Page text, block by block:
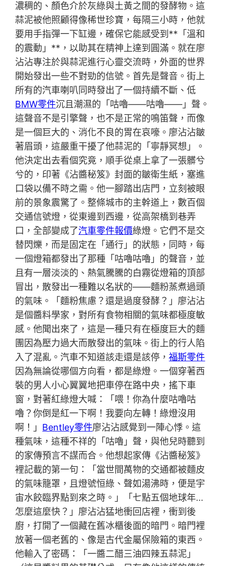
濃稠的、顏色介於灰綠與土黃之間的發酵物。這
蒜泥被他照顧得像稀世珍寶，每隔三小時，他就
要用手指彈一下缸邊，確保它能感受到**「溫和
的震動」**，以助其在精神上達到圓滿。就在廖
沾沾專注於與蒜泥進行心靈交流時，外面的世界
開始發出一些不對勁的信號。首先是聲音。街上
所有的汽車喇叭同時發出了一個持續不斷、低
BMW零件沉且潮濕的「咕嚕——咕嚕——」聲。
這聲音不是引擎聲，也不是正常的鳴笛聲，而像
是一個巨大的、消化不良的胃在哀嚎。廖沾沾皺
著眉頭，這嚴重干擾了他蒜泥的「寧靜冥想」。
他決定出去看個究竟，順手從桌上拿了一張髒兮
兮的，印著《沾醬秘笈》封面的皺衛生紙，塞進
口袋以備不時之需。他一腳踏出店門，立刻被眼
前的景象震驚了。整條城市的主幹道上，數百個
交通信號燈，從東邊到西邊，從高架橋到巷弄
口，全部變成了汽車零件報價綠燈。它們不是交
替閃爍，而是固定在「通行」的狀態，同時，每
一個燈箱都發出了那種「咕嚕咕嚕」的聲音，並
且有一層淡淡的、熱氣騰騰的白霧從燈箱的頂部
冒出，散發出一種難以名狀的——麵粉蒸煮過頭
的氣味。「麵粉焦慮？還是過度發酵？」廖沾沾
是個醬料學家，對所有食物相關的氣味都極度敏
感。他聞出來了，這是一種只有在極度巨大的麵
團因為壓力過大而散發出的氣味。街上的行人陷
入了混亂。汽車不知道該走還是該停，福斯零件
因為無論從哪個方向看，都是綠燈。一個穿著西
裝的男人小心翼翼地把車停在路中央，搖下車
窗，對著紅綠燈大喊：「喂！你為什麼咕嚕咕
嚕？你倒是紅一下啊！我要向左轉！綠燈沒用
啊！」 Bentley零件廖沾沾感覺到一陣心悸。這
種氣味，這種不祥的「咕嚕」聲，與他兒時聽到
的家傳預言不謀而合。他想起家傳《沾醬秘笈》
裡記載的第一句：「當世間萬物的交通都被麵皮
的氣味籠罩，且燈號恒綠、聲如湯沸時，便是宇
宙水餃臨界點到來之時。」「七點五個地球年…
怎麼這麼快？」廖沾沾猛地衝回店裡，衝到後
廚，打開了一個藏在舊冰櫃後面的暗門。暗門裡
放著一個老舊的、像是古代金屬保險箱的東西。
他輸入了密碼：「一醬二醋三油四辣五蒜泥」